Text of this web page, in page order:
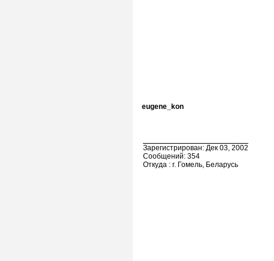
eugene_kon
Зарегистрирован: Дек 03, 2002
Сообщений: 354
Откуда : г. Гомель, Беларусь